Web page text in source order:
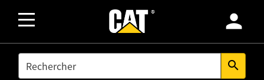
person
SEARCH search